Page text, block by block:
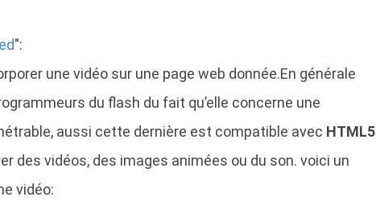
":
une vidéo sur une page web donnée.En générale
du flash du fait qu’elle concerne une
aussi cette dernière est compatible avec HTML5
des vidéos, des images animées ou du son. voici un
vidéo: